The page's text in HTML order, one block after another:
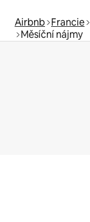
Airbnb Francie
Měsíční nájmy